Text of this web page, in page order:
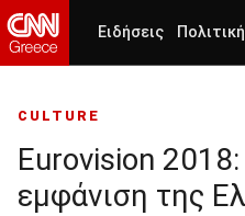
Ειδήσεις Πολιτική
CULTURE
Eurovision
εμφάνιση της